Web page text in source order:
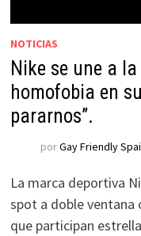
NOTICIAS
Nike se une a
homofobia en
pararnos”.
porGay Friendly
La marca deportiva
spot a doble ventana
que participan